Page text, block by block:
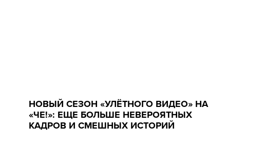
НОВЫЙ СЕЗОН «УЛЁТНОГО ВИДЕО» НА
«ЧЕ!»: ЕЩЕ БОЛЬШЕ НЕВЕРОЯТНЫХ
КАДРОВ И СМЕШНЫХ ИСТОРИЙ